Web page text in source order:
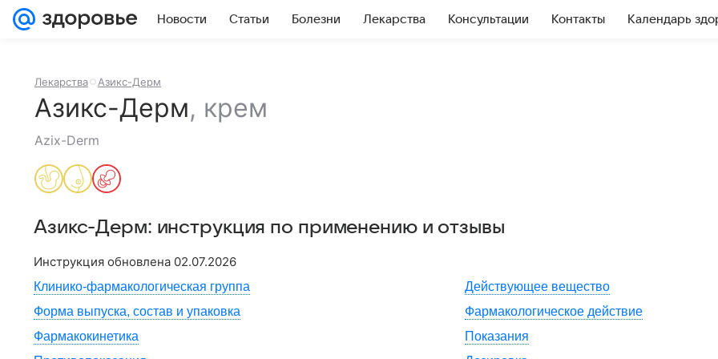
Новости Статьи Болезни Лекарства Консультации Контакты Календарь
Лекарства Азикс-Дерм
Азикс-Дерм, крем
Azix-Derm
Азикс-Дерм: инструкция по применению и отзывы
Инструкция обновлена 02.07.2026
Клинико-фармакологическая группа
Действующее вещество
Форма выпуска, состав и упаковка
Фармакологическое действие
Фармакокинетика
Показания